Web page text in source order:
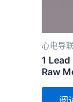
心电导
1
Raw